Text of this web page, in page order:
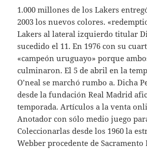
1.000 millones de los Lakers
2003 los nuevos colores.
Lakers al lateral izquierdo titular
sucedido el 11. En 1976 con su
«campeón uruguayo» porque
culminaron. El 5 de abril en la
O’neal se marchó rumbo a. Dicha
desde la fundación Real Madrid
temporada. Artículos a la venta
Anotador con sólo medio juego
Coleccionarlas desde los 1960 la
Webber procedente de Sacramento